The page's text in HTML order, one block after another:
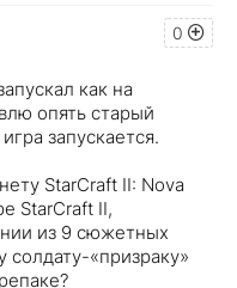
0
как на
опять старый
запускается.
StarCraft II: Nova
StarCraft II,
из 9 сюжетных
«призраку»